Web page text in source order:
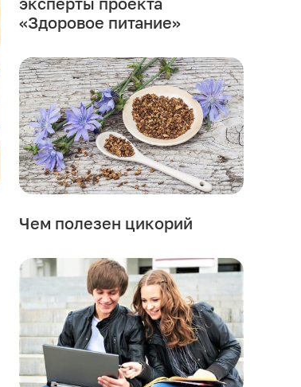
«Здоровое питание»
Чем полезен цикорий